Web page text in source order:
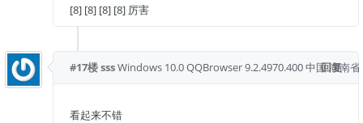
[8] [8] [8] [8] 厉害
回复
#17楼sssWindows 10.0QQBrowser 9.2.4970.400中国 湖南
看起来不错